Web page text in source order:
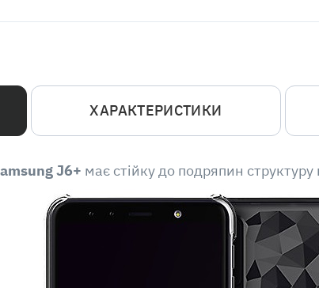
J6+ має стійку до подряпин
ХАРАКТЕРИСТИКИ